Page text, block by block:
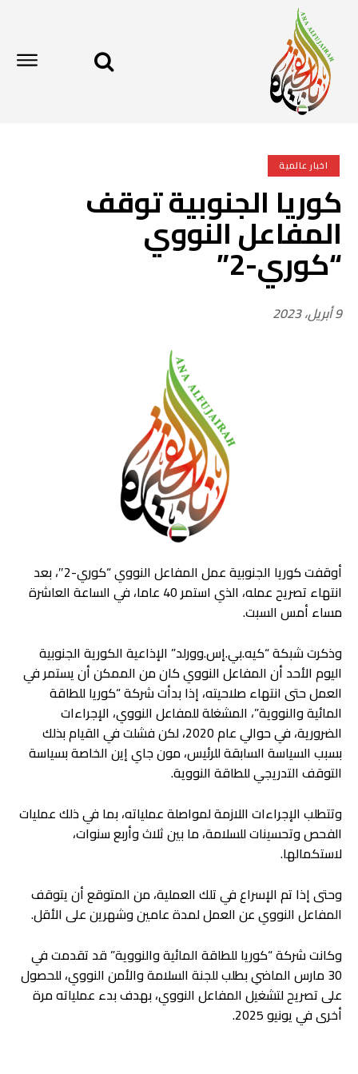
اخبار عالمية
كوريا الجنوبية توقف
المفاعل النووي
“كوري-2”
9 أبريل، 2023
أوقفت كوريا الجنوبية عمل المفاعل النووي “كوري-2″، بعد
انتهاء تصريح عمله، الذي استمر 40 عاما، في الساعة العاشرة
مساء أمس السبت.
وذكرت شبكة “كيه.بي.إس.وورلد” الإذاعية الكورية الجنوبية
اليوم الأحد أن المفاعل النووي كان من الممكن أن يستمر في
العمل حتى انتهاء صلاحيته، إذا بدأت شركة “كوريا للطاقة
المائية والنووية”، المشغلة للمفاعل النووي، الإجراءات
الضرورية، في حوالي عام 2020، لكن فشلت في القيام بذلك
بسبب السياسة السابقة للرئيس، مون جاي إين الخاصة بسياسة
التوقف التدريجي للطاقة النووية.
وتتطلب الإجراءات اللازمة لمواصلة عملياته، بما في ذلك عمليات
الفحص وتحسينات للسلامة، ما بين ثلاث وأربع سنوات،
لاستكمالها.
وحتى إذا تم الإسراع في تلك العملية، من المتوقع أن يتوقف
المفاعل النووي عن العمل لمدة عامين وشهرين على الأقل.
وكانت شركة “كوريا للطاقة المائية والنووية” قد تقدمت في
30 مارس الماضي بطلب للجنة السلامة والأمن النووي، للحصول
على تصريح لتشغيل المفاعل النووي، بهدف بدء عملياته مرة
أخرى في يونيو 2025.